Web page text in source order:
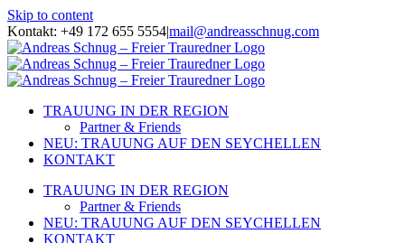
Skip to content
Kontakt: +49 172 655 5554|mail@andreasschnug.com
TRAUUNG IN DER REGION
Partner & Friends
NEU: TRAUUNG AUF DEN SEYCHELLEN
KONTAKT
TRAUUNG IN DER REGION
Partner & Friends
NEU: TRAUUNG AUF DEN SEYCHELLEN
KONTAKT